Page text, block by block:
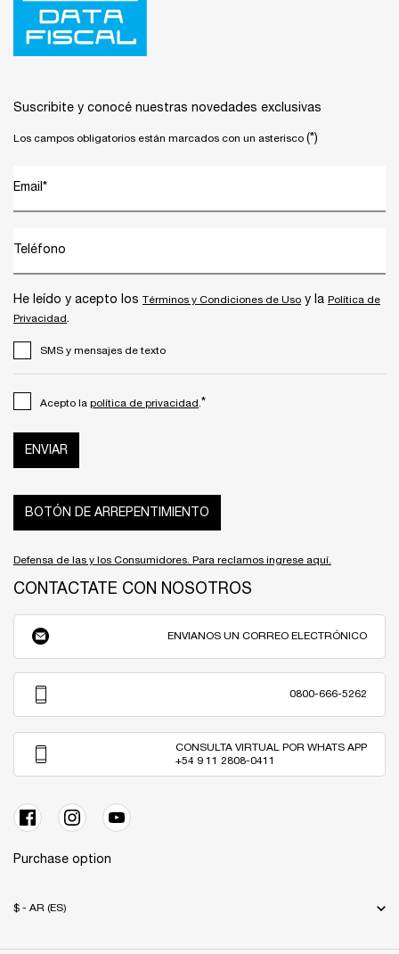
Suscribite y conocé nuestras novedades exclusivas
Los campos obligatorios están marcados con un asterisco (*)
Email *
Teléfono
He leído y acepto los Términos y Condiciones de Uso y la Política de
Privacidad.
SMS y mensajes de texto
Acepto la política de privacidad *
ENVIAR
BOTÓN DE ARREPENTIMIENTO
Defensa de las y los Consumidores. Para reclamos ingrese aquí.
CONTACTATE CON NOSOTROS
ENVIANOS UN CORREO ELECTRÓNICO
0800-666-5262
CONSULTA VIRTUAL POR WHATS APP
+54 9 11 2808-0411
Purchase option
$ - AR (ES)